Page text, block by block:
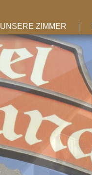
UNSERE ZIMMER